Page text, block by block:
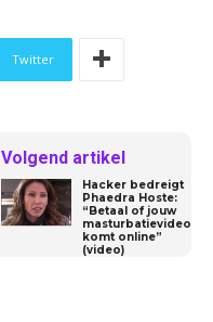
Twitter
Volgend artikel
Hacker bedreigt
Phaedra Hoste:
“Betaal of jouw
masturbatievideo
komt online”
(video)